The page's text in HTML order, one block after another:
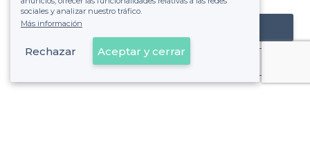
Registrar mi establecimiento
Ya es cliente
sociales y analizar nuestro tráfico.
Más información
Rechazar Aceptar y cerrar